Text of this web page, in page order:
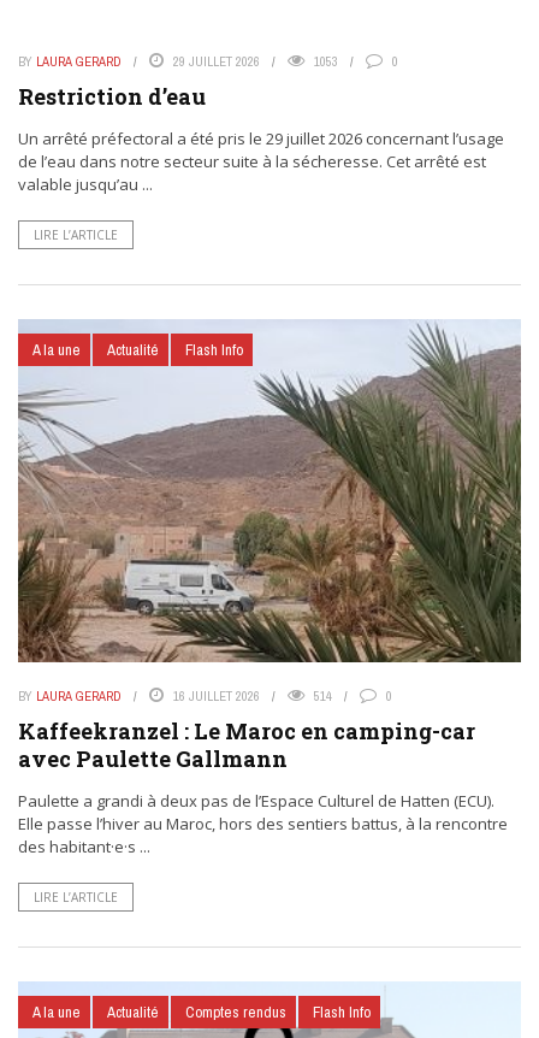
BY LAURA GERARD 29 JUILLET 2026 1053 0
Restriction d’eau
Un arrêté préfectoral a été pris le 29 juillet 2026 concernant l’usage
de l’eau dans notre secteur suite à la sécheresse. Cet arrêté est
valable jusqu’au ...
LIRE L’ARTICLE
A la une Actualité Flash Info
BY LAURA GERARD 16 JUILLET 2026 514 0
Kaffeekranzel : Le Maroc en camping-car
avec Paulette Gallmann
Paulette a grandi à deux pas de l’Espace Culturel de Hatten (ECU).
Elle passe l’hiver au Maroc, hors des sentiers battus, à la rencontre
des habitant·e·s ...
LIRE L’ARTICLE
A la une Actualité Comptes rendus Flash Info